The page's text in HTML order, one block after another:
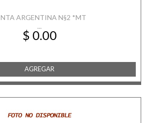
ARGENTINA N§2 *MT
...
$ 0.00
AGREGAR